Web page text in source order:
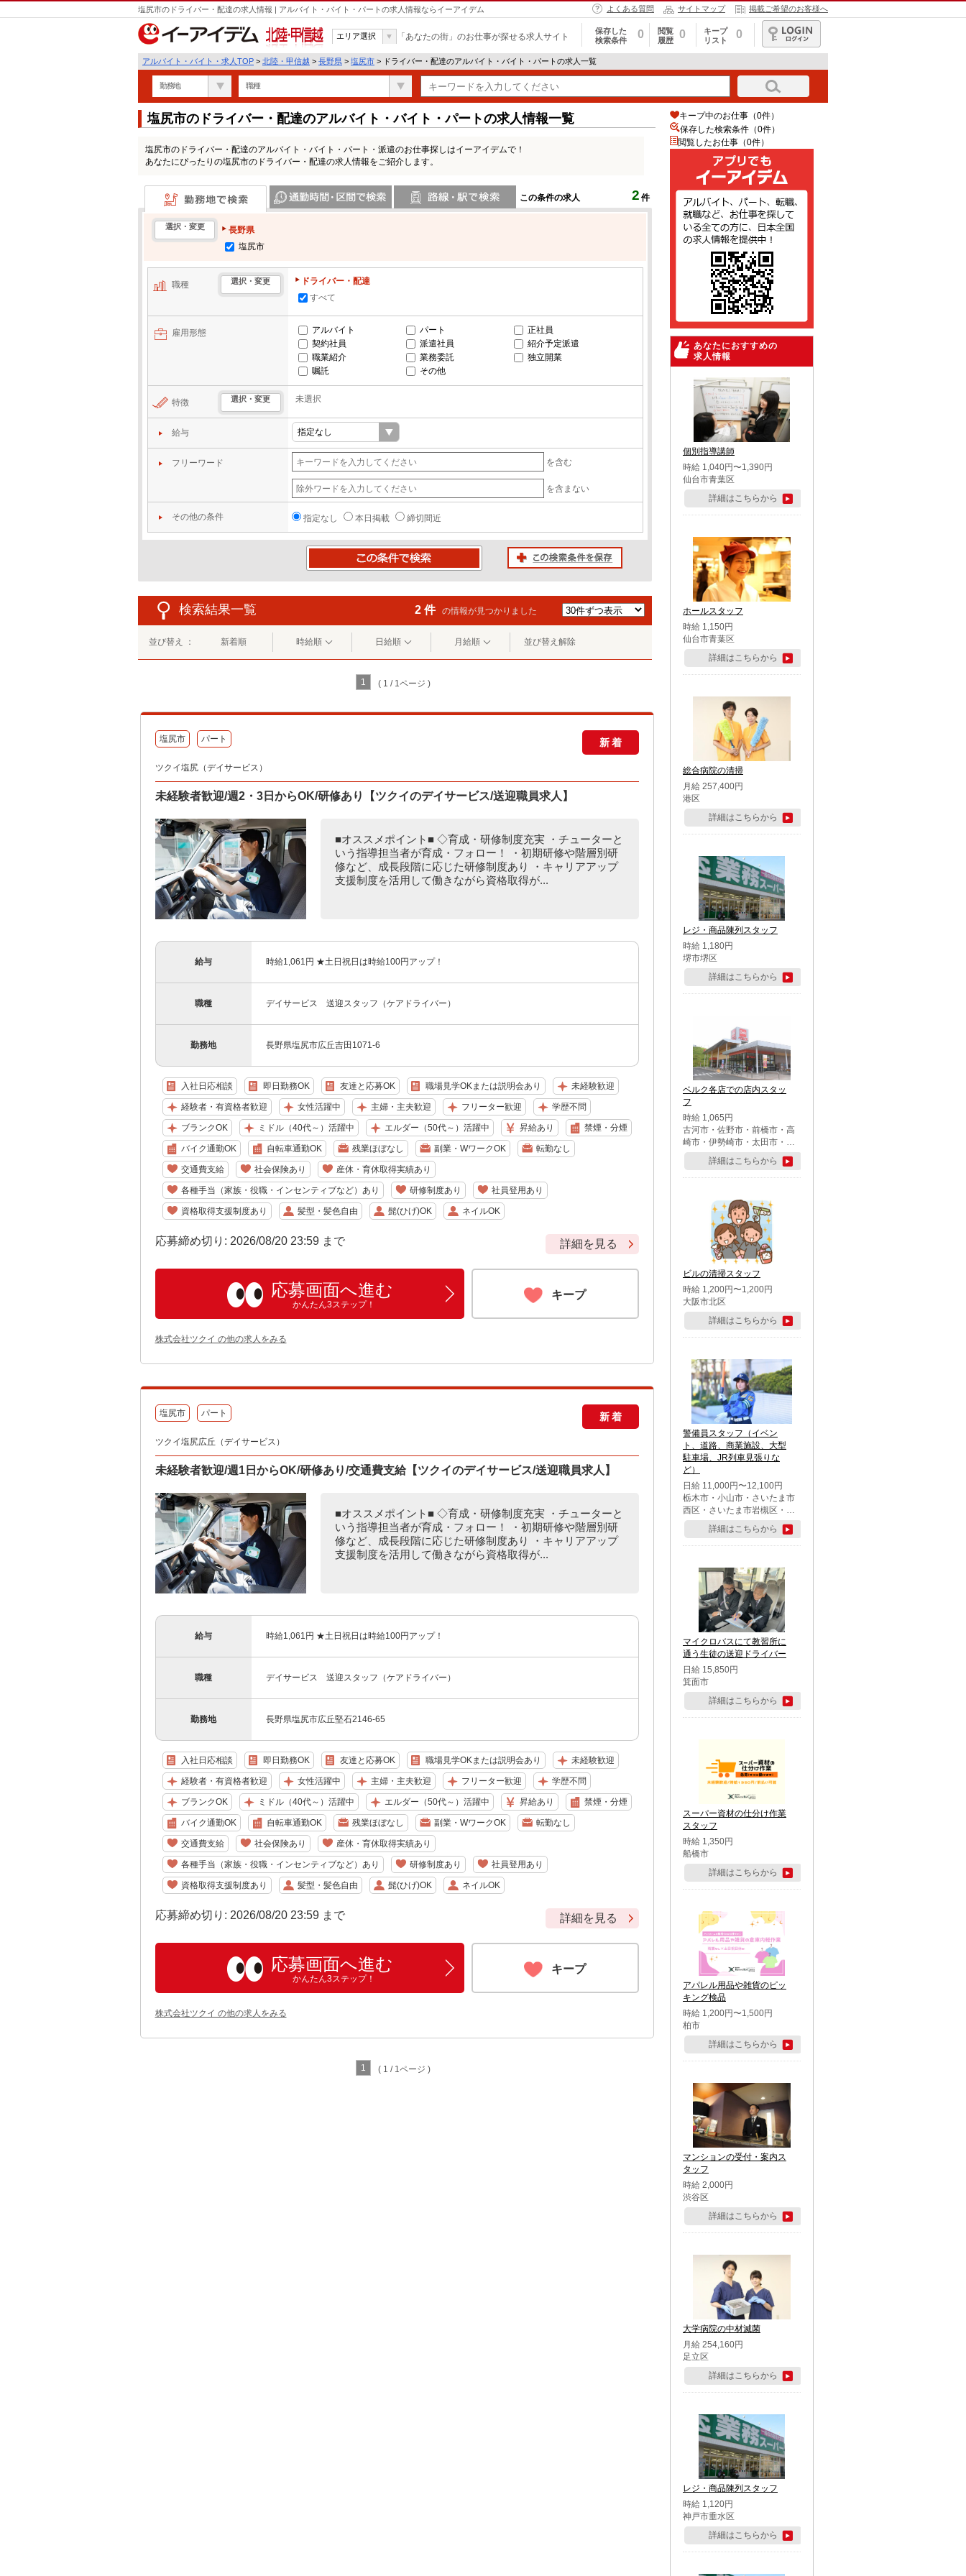
塩尻市のドライバー・配達の求人情報 | アルバイト・バイト・パートの求人情報ならイーアイデム よくある質問 サイトマップ 掲載ご希望のお客様へ
北陸・甲信越
エリア選択 「あなたの街」のお仕事が探せる求人サイト
保存した
検索条件
0
閲覧
履歴
0
キープ
リスト
0
ログイン
アルバイト・バイト・求人TOP > 北陸・甲信越 > 長野県 > 塩尻市 > ドライバー・配達のアルバイト・バイト・パートの求人一覧
勤務地 職種
塩尻市のドライバー・配達のアルバイト・バイト・パートの求人情報一覧
塩尻市のドライバー・配達のアルバイト・バイト・パート・派遣のお仕事探しはイーアイデムで！
あなたにぴったりの塩尻市のドライバー・配達の求人情報をご紹介します。
この条件の求人 2 件
勤務地で検索
選択・変更
長野県
塩尻市
職種 選択・変更
ドライバー・配達
すべて
雇用形態 アルバイト パート
正社員
契約社員
派遣社員
紹介予定派遣
職業紹介
業務委託
独立開業
嘱託
その他
特徴 選択・変更 未選択
給与
フリーワード を含む
を含まない
その他の条件 指定なし 本日掲載 締切間近
検索結果一覧 2 件 の情報が見つかりました
並び替え ： 新着順 時給順 日給順 月給順 並び替え解除
1 ( 1 / 1ページ )
塩尻市 パート 新着
ツクイ塩尻（デイサービス）
未経験者歓迎/週2・3日からOK/研修あり【ツクイのデイサービス/送迎職員求人】
■オススメポイント■ ◇育成・研修制度充実 ・チューターと
いう指導担当者が育成・フォロー！ ・初期研修や階層別研
修など、成長段階に応じた研修制度あり ・キャリアアップ
支援制度を活用して働きながら資格取得が...
給与 時給1,061円 ★土日祝日は時給100円アップ！
職種 デイサービス 送迎スタッフ（ケアドライバー）
勤務地 長野県塩尻市広丘吉田1071-6
入社日応相談 即日勤務OK 友達と応募OK 職場見学OKまたは説明会あり 未経験歓迎
経験者・有資格者歓迎 女性活躍中 主婦・主夫歓迎 フリーター歓迎 学歴不問
ブランクOK ミドル（40代～）活躍中 エルダー（50代～）活躍中 昇給あり 禁煙・分煙
バイク通勤OK 自転車通勤OK 残業ほぼなし 副業・WワークOK 転勤なし
交通費支給 社会保険あり 産休・育休取得実績あり
各種手当（家族・役職・インセンティブなど）あり 研修制度あり 社員登用あり
資格取得支援制度あり 髪型・髪色自由 髭(ひげ)OK ネイルOK
応募締め切り: 2026/08/20 23:59 まで 詳細を見る
応募画面へ進む
かんたん3ステップ！
キープ
株式会社ツクイ の他の求人をみる
塩尻市 パート 新着
ツクイ塩尻広丘（デイサービス）
未経験者歓迎/週1日からOK/研修あり/交通費支給【ツクイのデイサービス/送迎職員求人】
■オススメポイント■ ◇育成・研修制度充実 ・チューターと
いう指導担当者が育成・フォロー！ ・初期研修や階層別研
修など、成長段階に応じた研修制度あり ・キャリアアップ
支援制度を活用して働きながら資格取得が...
給与 時給1,061円 ★土日祝日は時給100円アップ！
職種 デイサービス 送迎スタッフ（ケアドライバー）
勤務地 長野県塩尻市広丘堅石2146-65
入社日応相談 即日勤務OK 友達と応募OK 職場見学OKまたは説明会あり 未経験歓迎
経験者・有資格者歓迎 女性活躍中 主婦・主夫歓迎 フリーター歓迎 学歴不問
ブランクOK ミドル（40代～）活躍中 エルダー（50代～）活躍中 昇給あり 禁煙・分煙
バイク通勤OK 自転車通勤OK 残業ほぼなし 副業・WワークOK 転勤なし
交通費支給 社会保険あり 産休・育休取得実績あり
各種手当（家族・役職・インセンティブなど）あり 研修制度あり 社員登用あり
資格取得支援制度あり 髪型・髪色自由 髭(ひげ)OK ネイルOK
応募締め切り: 2026/08/20 23:59 まで 詳細を見る
応募画面へ進む
かんたん3ステップ！
キープ
株式会社ツクイ の他の求人をみる
1 ( 1 / 1ページ )
キープ中のお仕事（0件）
保存した検索条件（0件）
閲覧したお仕事（0件）
あなたにおすすめの
求人情報
個別指導講師
時給 1,040円〜1,390円
仙台市青葉区
詳細はこちらから
ホールスタッフ
時給 1,150円
仙台市青葉区
詳細はこちらから
総合病院の清掃
月給 257,400円
港区
詳細はこちらから
レジ・商品陳列スタッフ
時給 1,180円
堺市堺区
詳細はこちらから
ベルク各店での店内スタッ
フ
時給 1,065円
古河市・佐野市・前橋市・高
崎市・伊勢崎市・太田市・館
林市・藤岡市・大泉町・さい
たま市北区・川越市・熊谷
市・行田市・秩父市・所沢
市・鶴ケ島市・千葉市中央
区・市川市・松戸市・習志野
市・柏市・流山市・八千代
市・足立区・江戸川区・八王
子市・町田市
詳細はこちらから
ビルの清掃スタッフ
時給 1,200円〜1,200円
大阪市北区
詳細はこちらから
警備員スタッフ（イベン
ト、道路、商業施設、大型
駐車場、JR列車見張りな
ど）
日給 11,000円〜12,100円
栃木市・小山市・さいたま市
西区・さいたま市岩槻区・久
喜市・蓮田市
詳細はこちらから
マイクロバスにて教習所に
通う生徒の送迎ドライバー
日給 15,850円
箕面市
詳細はこちらから
スーパー資材の仕分け作業
スタッフ
時給 1,350円
船橋市
詳細はこちらから
アパレル用品や雑貨のピッ
キング検品
時給 1,200円〜1,500円
柏市
詳細はこちらから
マンションの受付・案内ス
タッフ
時給 2,000円
渋谷区
詳細はこちらから
大学病院の中材滅菌
月給 254,160円
足立区
詳細はこちらから
レジ・商品陳列スタッフ
時給 1,120円
神戸市垂水区
詳細はこちらから